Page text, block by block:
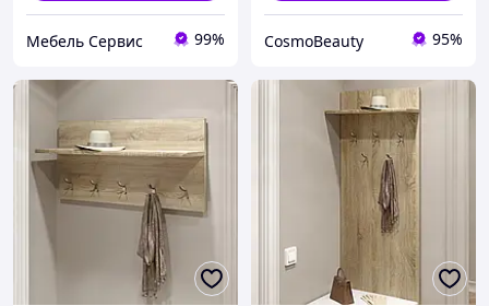
Мебель Сервис 99% CosmoBeauty 95%